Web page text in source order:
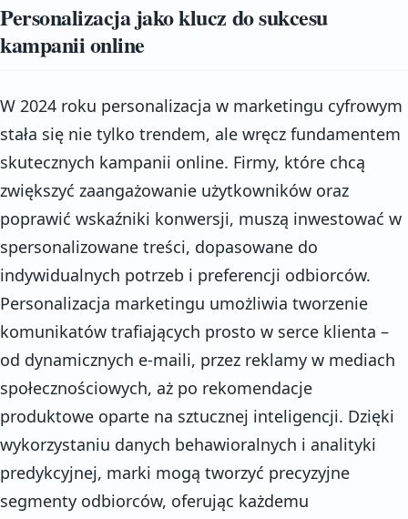
Personalizacja jako klucz do sukcesu
kampanii online
W 2024 roku personalizacja w marketingu cyfrowym
stała się nie tylko trendem, ale wręcz fundamentem
skutecznych kampanii online. Firmy, które chcą
zwiększyć zaangażowanie użytkowników oraz
poprawić wskaźniki konwersji, muszą inwestować w
spersonalizowane treści, dopasowane do
indywidualnych potrzeb i preferencji odbiorców.
Personalizacja marketingu umożliwia tworzenie
komunikatów trafiających prosto w serce klienta –
od dynamicznych e-maili, przez reklamy w mediach
społecznościowych, aż po rekomendacje
produktowe oparte na sztucznej inteligencji. Dzięki
wykorzystaniu danych behawioralnych i analityki
predykcyjnej, marki mogą tworzyć precyzyjne
segmenty odbiorców, oferując każdemu